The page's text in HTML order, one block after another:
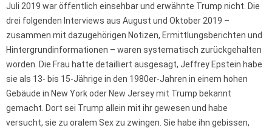
Juli 2019 war öffentlich einsehbar und erwähnte Trump nicht. Die
drei folgenden Interviews aus August und Oktober 2019 –
zusammen mit dazugehörigen Notizen, Ermittlungsberichten und
Hintergrundinformationen – waren systematisch zurückgehalten
worden. Die Frau hatte detailliert ausgesagt, Jeffrey Epstein habe
sie als 13- bis 15-Jährige in den 1980er-Jahren in einem hohen
Gebäude in New York oder New Jersey mit Trump bekannt
gemacht. Dort sei Trump allein mit ihr gewesen und habe
versucht, sie zu oralem Sex zu zwingen. Sie habe ihn gebissen,